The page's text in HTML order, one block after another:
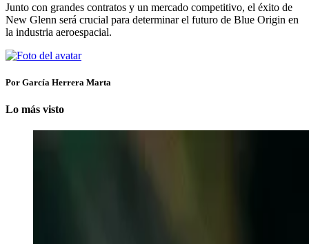
Junto con grandes contratos y un mercado competitivo, el éxito de
New Glenn será crucial para determinar el futuro de Blue Origin en
la industria aeroespacial.
Por García Herrera Marta
Lo más visto